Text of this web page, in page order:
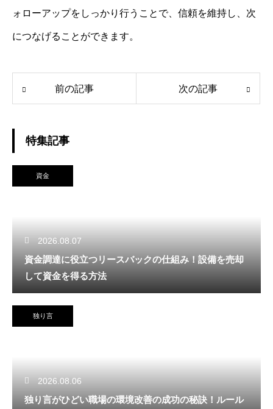
ォローアップをしっかり行うことで、信頼を維持し、次
につなげることができます。
前の記事 次の記事
特集記事
資金
2026.08.07
資金調達に役立つリースバックの仕組み！設備を売却
して資金を得る方法
独り言
2026.08.06
独り言がひどい職場の環境改善の成功の秘訣！ルール